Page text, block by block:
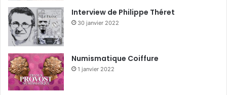
Interview de Philippe Théret
30 janvier 2022
Numismatique Coiffure
1 janvier 2022